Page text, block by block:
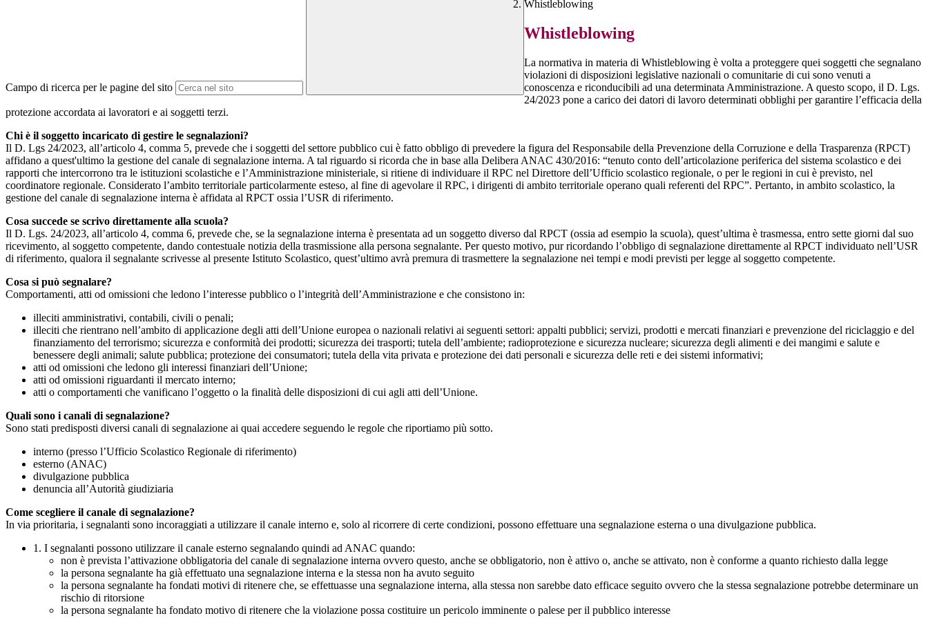
Campo di ricerca per le pagine del sito
Whistleblowing
Whistleblowing
La normativa in materia di Whistleblowing è volta a proteggere quei soggetti che segnalano
violazioni di disposizioni legislative nazionali o comunitarie di cui sono venuti a
conoscenza e riconducibili ad una determinata Amministrazione. A questo scopo, il D. Lgs.
24/2023 pone a carico dei datori di lavoro determinati obblighi per garantire l’efficacia della
protezione accordata ai lavoratori e ai soggetti terzi.
Chi è il soggetto incaricato di gestire le segnalazioni?
Il D. Lgs 24/2023, all’articolo 4, comma 5, prevede che i soggetti del settore pubblico cui è fatto obbligo di prevedere la figura del Responsabile della Prevenzione della Corruzione e della Trasparenza (RPCT)
affidano a quest'ultimo la gestione del canale di segnalazione interna. A tal riguardo si ricorda che in base alla Delibera ANAC 430/2016: “tenuto conto dell’articolazione periferica del sistema scolastico e dei
rapporti che intercorrono tra le istituzioni scolastiche e l’Amministrazione ministeriale, si ritiene di individuare il RPC nel Direttore dell’Ufficio scolastico regionale, o per le regioni in cui è previsto, nel
coordinatore regionale. Considerato l’ambito territoriale particolarmente esteso, al fine di agevolare il RPC, i dirigenti di ambito territoriale operano quali referenti del RPC”. Pertanto, in ambito scolastico, la
gestione del canale di segnalazione interna è affidata al RPCT ossia l’USR di riferimento.
Cosa succede se scrivo direttamente alla scuola?
Il D. Lgs. 24/2023, all’articolo 4, comma 6, prevede che, se la segnalazione interna è presentata ad un soggetto diverso dal RPCT (ossia ad esempio la scuola), quest’ultima è trasmessa, entro sette giorni dal suo
ricevimento, al soggetto competente, dando contestuale notizia della trasmissione alla persona segnalante. Per questo motivo, pur ricordando l’obbligo di segnalazione direttamente al RPCT individuato nell’USR
di riferimento, qualora il segnalante scrivesse al presente Istituto Scolastico, quest’ultimo avrà premura di trasmettere la segnalazione nei tempi e modi previsti per legge al soggetto competente.
Cosa si può segnalare?
Comportamenti, atti od omissioni che ledono l’interesse pubblico o l’integrità dell’Amministrazione e che consistono in:
illeciti amministrativi, contabili, civili o penali;
illeciti che rientrano nell’ambito di applicazione degli atti dell’Unione europea o nazionali relativi ai seguenti settori: appalti pubblici; servizi, prodotti e mercati finanziari e prevenzione del riciclaggio e del
finanziamento del terrorismo; sicurezza e conformità dei prodotti; sicurezza dei trasporti; tutela dell’ambiente; radioprotezione e sicurezza nucleare; sicurezza degli alimenti e dei mangimi e salute e
benessere degli animali; salute pubblica; protezione dei consumatori; tutela della vita privata e protezione dei dati personali e sicurezza delle reti e dei sistemi informativi;
atti od omissioni che ledono gli interessi finanziari dell’Unione;
atti od omissioni riguardanti il mercato interno;
atti o comportamenti che vanificano l’oggetto o la finalità delle disposizioni di cui agli atti dell’Unione.
Quali sono i canali di segnalazione?
Sono stati predisposti diversi canali di segnalazione ai quai accedere seguendo le regole che riportiamo più sotto.
interno (presso l’Ufficio Scolastico Regionale di riferimento)
esterno (ANAC)
divulgazione pubblica
denuncia all’Autorità giudiziaria
Come scegliere il canale di segnalazione?
In via prioritaria, i segnalanti sono incoraggiati a utilizzare il canale interno e, solo al ricorrere di certe condizioni, possono effettuare una segnalazione esterna o una divulgazione pubblica.
1. I segnalanti possono utilizzare il canale esterno segnalando quindi ad ANAC quando:
non è prevista l’attivazione obbligatoria del canale di segnalazione interna ovvero questo, anche se obbligatorio, non è attivo o, anche se attivato, non è conforme a quanto richiesto dalla legge
la persona segnalante ha già effettuato una segnalazione interna e la stessa non ha avuto seguito
la persona segnalante ha fondati motivi di ritenere che, se effettuasse una segnalazione interna, alla stessa non sarebbe dato efficace seguito ovvero che la stessa segnalazione potrebbe determinare un
rischio di ritorsione
la persona segnalante ha fondato motivo di ritenere che la violazione possa costituire un pericolo imminente o palese per il pubblico interesse